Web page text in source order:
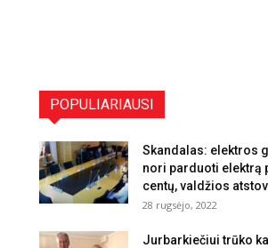
POPULIARIAUSI
Skandalas: elektros
nori parduoti elektrą
centų, valdžios
28 rugsėjo, 2022
Jurbarkiečiui trūko